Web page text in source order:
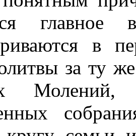
в
за ту
Молений,